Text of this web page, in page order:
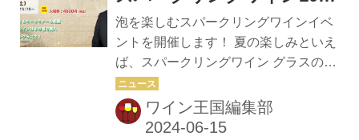
ー」にて、スパークリングワインイベ
ントを開催します！！ 会場には、ワイ
ンの専門誌『ワイン王国』が自信をも
ってオススメする100種類以上のスパ
ークリングワインを用意。 フランスや
イタリアをはじめ、日...
種類以上が楽しめる「夏の
泡祭り」！
泡を楽しむスパークリングワインイベ
ントを開催します！ 夏の楽しみといえ
ば、スパークリングワイン グラスの中
で立ち上る美しい泡は、眺めているだ
けでうっとり。 ぱちぱちと弾ける音
は、気分を高揚させてくれます。 そこ
ワイン王国編集部